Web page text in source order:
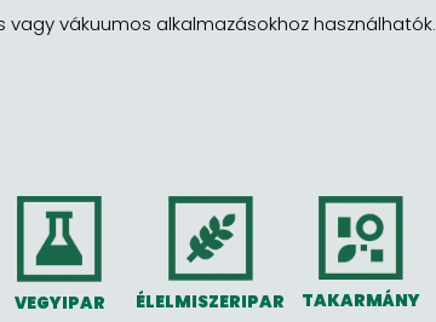
vagy vákuumos alkalmazásokhoz használhatók.
VEGYIPAR ÉLELMISZERIPAR TAKARMÁNY